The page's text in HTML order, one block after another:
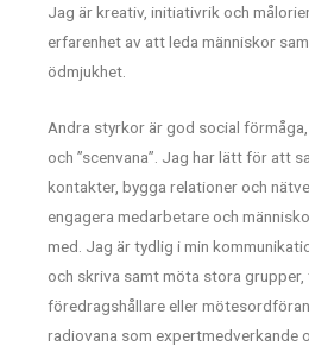
Jag är kreativ, initiativrik och
erfarenhet av att leda människor
ödmjukhet.
Andra styrkor är god social
och ”scenvana”. Jag har lätt för att
kontakter, bygga relationer och
engagera medarbetare och
med. Jag är tydlig i min
och skriva samt möta stora grupper,
föredragshållare eller
radiovana som expertmedverkande